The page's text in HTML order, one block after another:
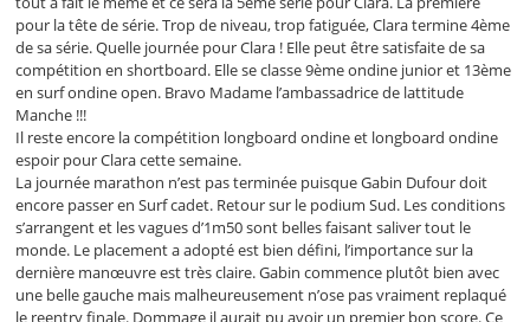
pour la tête de série. Trop de niveau, trop fatiguée, Clara termine 4ème
de sa série. Quelle journée pour Clara ! Elle peut être satisfaite de sa
compétition en shortboard. Elle se classe 9ème ondine junior et 13ème
en surf ondine open. Bravo Madame l’ambassadrice de lattitude
Manche !!!
Il reste encore la compétition longboard ondine et longboard ondine
espoir pour Clara cette semaine.
La journée marathon n’est pas terminée puisque Gabin Dufour doit
encore passer en Surf cadet. Retour sur le podium Sud. Les conditions
s’arrangent et les vagues d’1m50 sont belles faisant saliver tout le
monde. Le placement a adopté est bien défini, l’importance sur la
dernière manœuvre est très claire. Gabin commence plutôt bien avec
une belle gauche mais malheureusement n’ose pas vraiment replaqué
le reentry finale. Dommage il aurait pu avoir un premier bon score. Ce